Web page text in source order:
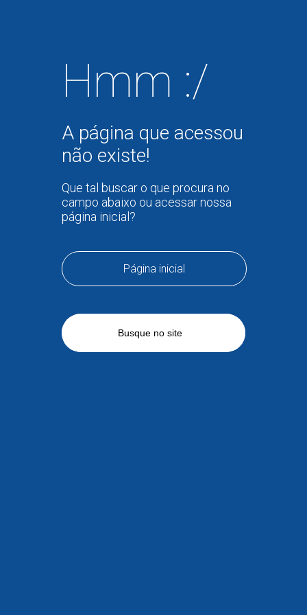
Hmm :/
A página que acessou
não existe!
Que tal buscar o que procura no
campo abaixo ou acessar nossa
página inicial?
Página inicial